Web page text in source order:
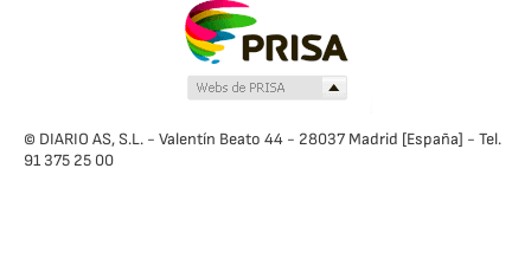
© DIARIO AS, S.L. - Valentín Beato 44 - 28037 Madrid [España] - Tel.
91 375 25 00